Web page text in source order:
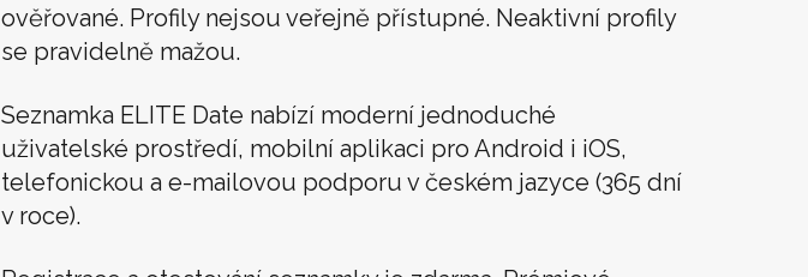
ověřované. Profily nejsou veřejně přístupné. Neaktivní profily
se pravidelně mažou.
Seznamka ELITE Date nabízí moderní jednoduché
uživatelské prostředí, mobilní aplikaci pro Android i iOS,
telefonickou a e-mailovou podporu v českém jazyce (365 dní
v roce).